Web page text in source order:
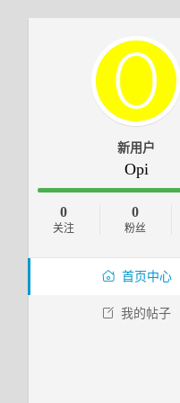
新用户
Opi
0
关注
0
粉丝
首页中心
我的帖子